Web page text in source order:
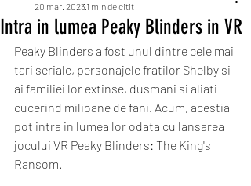
Intra in lumea Peaky Blinders in VR
20 mar. 2023 1 min de citit
Peaky Blinders a fost unul dintre cele mai
tari seriale, personajele fratilor Shelby si
ai familiei lor extinse, dusmani si aliati
cucerind milioane de fani. Acum, acestia
pot intra in lumea lor odata cu lansarea
jocului VR Peaky Blinders: The King's
Ransom.